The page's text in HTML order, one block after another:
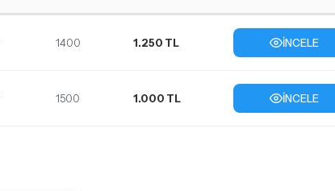
1400 1.250 TL İNCELE
1500 1.000 TL İNCELE